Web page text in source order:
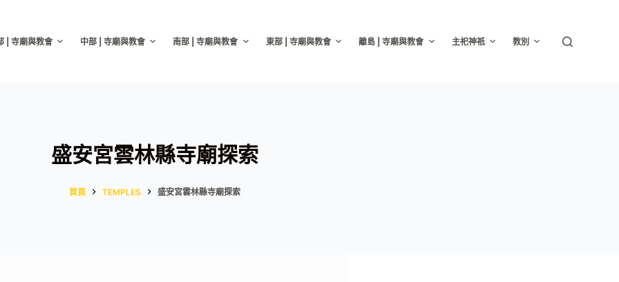
| 寺廟與教會 中部 | 寺廟與教會 南部 | 寺廟與教會 東部 | 寺廟與教會 離島 | 寺廟與教會 主祀神祇 教別
盛安宮雲林縣寺廟探索
首頁 TEMPLES 盛安宮雲林縣寺廟探索